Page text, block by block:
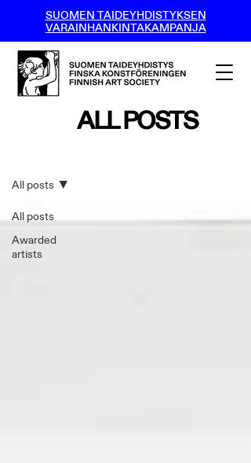
SUOMEN TAIDEYHDISTYKSEN
VARAINHANKINTAKAMPANJA
ALL POSTS
All posts
Awarded
artists
All posts